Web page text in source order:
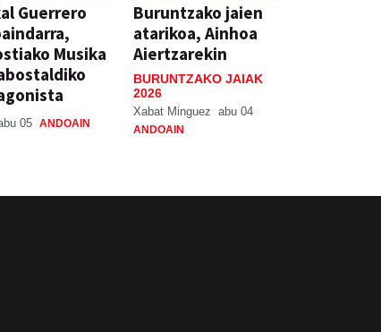
Guerrero
Musika
05 ANDOAIN
Buruntzako jaien
atarikoa, Ainhoa
Aiertzarekin
BURUNTZAKO JAIAK
2026
Xabat Minguez abu 04
ANDOAIN